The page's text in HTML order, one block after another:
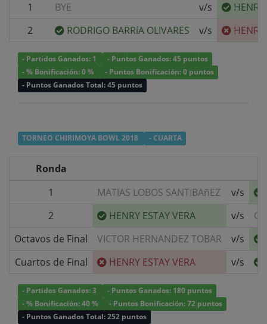
1
BYE v/s
HENRY
2
RODRIGO BARRíA OLIVARES v/s HENRY
- Partidos Ganados: 1
- Puntos Ganados: 45 puntos
- % Bonificación: 0 %
- Puntos Bonificación: 0 puntos
- Puntos Ganados Total: 45 puntos
TORNEO CHIRIMOYA BOWL 2018 - CUARTA
Ronda
1
MATIAS LOBOS SANTIBAñEZ v/s
2
HENRY ESTAY VERA v/s
Octavos de Final
VICTOR HERNANDEZ TOBAR v/s
Cuartos de Final
HENRY ESTAY VERA v/s
- Partidos Ganados: 3
- Puntos Ganados: 180 puntos
- % Bonificación: 40 %
- Puntos Bonificación: 72 puntos
- Puntos Ganados Total: 252 puntos